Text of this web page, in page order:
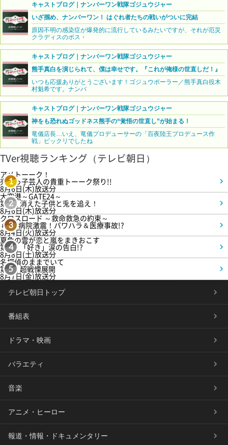
キャストブログ｜ナンバーワン戦隊ゴジュウジャー
いざ掴め、ナンバーワン！ はぐれ者たちの戦いがついに完結
原因不明の感染症が爆発的に流行しているみたいですが、それが厄災
クラディスのボス・
キャストブログ｜ナンバーワン戦隊ゴジュウジャー
熊手真白を演じられて、僕は幸せです。『これが俺様の世直しだ！』
いつも応援ありがとうございます！ゴジュウポーラー／熊手真白役木
村魁希です。ナンバ
キャストブログ｜ナンバーワン戦隊ゴジュウジャー
神をも恐れぬゴッドネス熊手の“覚悟の世直し”が始まる！
竜儀店長…いえ、竜儀プロデューサーの「百夜陸王プロデュース作
戦」ビックリでしたね
TVer視聴ランキング（テレビ朝日）
1
アメトーーク！
売れっ子芸人の貴重トーーク祭り!!
8月6日(木)放送分
2
大空港～GATE24～
第3話 消えた子供と兎を追え！
8月6日(木)放送分
3
クロスロード ～救命救急の約束～
＃5 病院激震！パワハラ＆医療事故!?
8月4日(火)放送分
4
夏色の雲が恋と嵐をまきおこす
第5話 「好き」涙の告白!?
8月8日(土)放送分
5
名探偵のままでいて
第4話 超戦慄展開
8月7日(金)放送分
テレビ朝日トップ
番組表
ドラマ・映画
バラエティ
音楽
アニメ・ヒーロー
報道・情報・ドキュメンタリー